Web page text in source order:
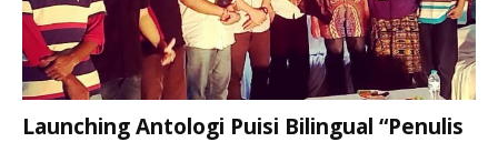
Launching Antologi Puisi Bilingual “Penulis